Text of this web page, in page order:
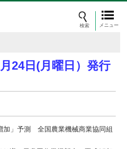
メニュー
24日(月曜日）発行
加」予測 全国農業機械商業協同組